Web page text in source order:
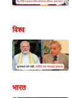
विश्व
भारत